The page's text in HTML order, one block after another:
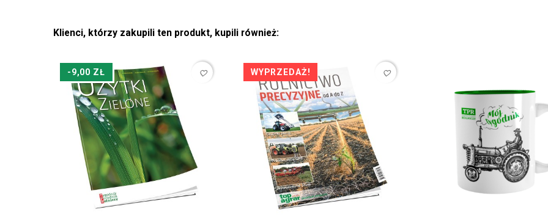
Klienci, którzy zakupili ten produkt, kupili również:
-9,00 ZŁ favorite_border WYPRZEDAŻ! favorite_border